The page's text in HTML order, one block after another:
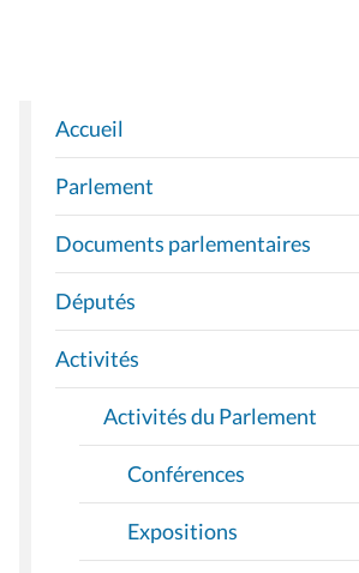
N
A
V
I
G
A
T
I
O
Accueil
Parlement
Documents parlementaires
Députés
Activités
Activités du Parlement
Conférences
Expositions